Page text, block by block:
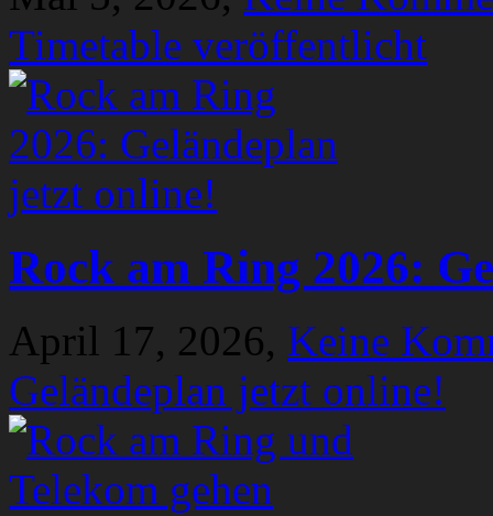
Timetable veröffentlicht
Rock am Ring 2026:
April 17, 2026, Keine
Geländeplan jetzt online!